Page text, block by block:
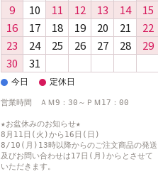
9
10 11 12 13 14
15
16
17 18 19 20 21
22
23
24 25 26 27 28
29
30
31
今日 定休日
営業時間 ＡＭ9：30～ＰＭ17：00
★お盆休みのお知らせ★
8月11日(火)から16日(日)
8/10(月)13時以降からのご注文商品の発送
及びお問い合わせは17日(月)からとさせて
いただきます。